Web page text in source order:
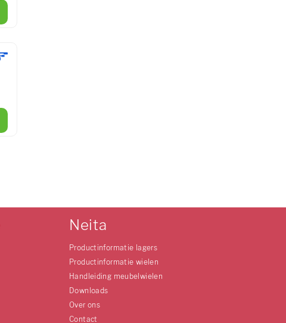
Neita
Productinformatie lagers
Productinformatie wielen
Handleiding meubelwielen
Downloads
Over ons
Contact